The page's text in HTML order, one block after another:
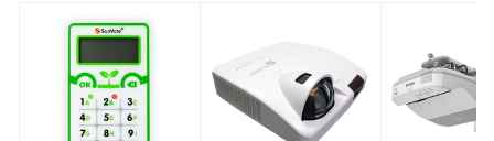
Hệ thống tái sử dụng mực thải.
Chức năng tiết kiệm điện năng.
Xuất xứ: Trung Quốc
Bảo hành :12 tháng hoặc 40.000 ngàn bản chụp tùy theo điều kiện nào đến